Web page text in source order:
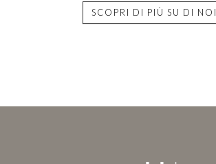
SCOPRI DI PIÙ SU DI NOI